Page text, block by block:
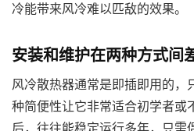
冷能带来风冷难以匹敌的效果。
安装和维护在两种方式间
风冷散热器通常是即插即用的，
种简便性让它非常适合初学者或